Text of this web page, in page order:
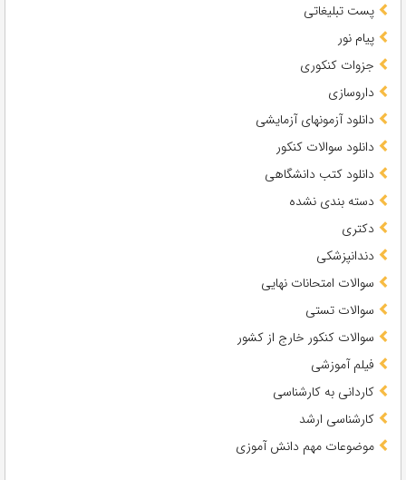
پست تبلیغاتی
پیام نور
جزوات کنکوری
داروسازی
دانلود آزمونهای آزمایشی
دانلود سوالات کنکور
دانلود کتب دانشگاهی
دسته بندی نشده
دکتری
دندانپزشکی
سوالات امتحانات نهایی
سوالات تستی
سوالات کنکور خارج از کشور
فیلم آموزشی
کاردانی به کارشناسی
کارشناسی ارشد
موضوعات مهم دانش آموزی